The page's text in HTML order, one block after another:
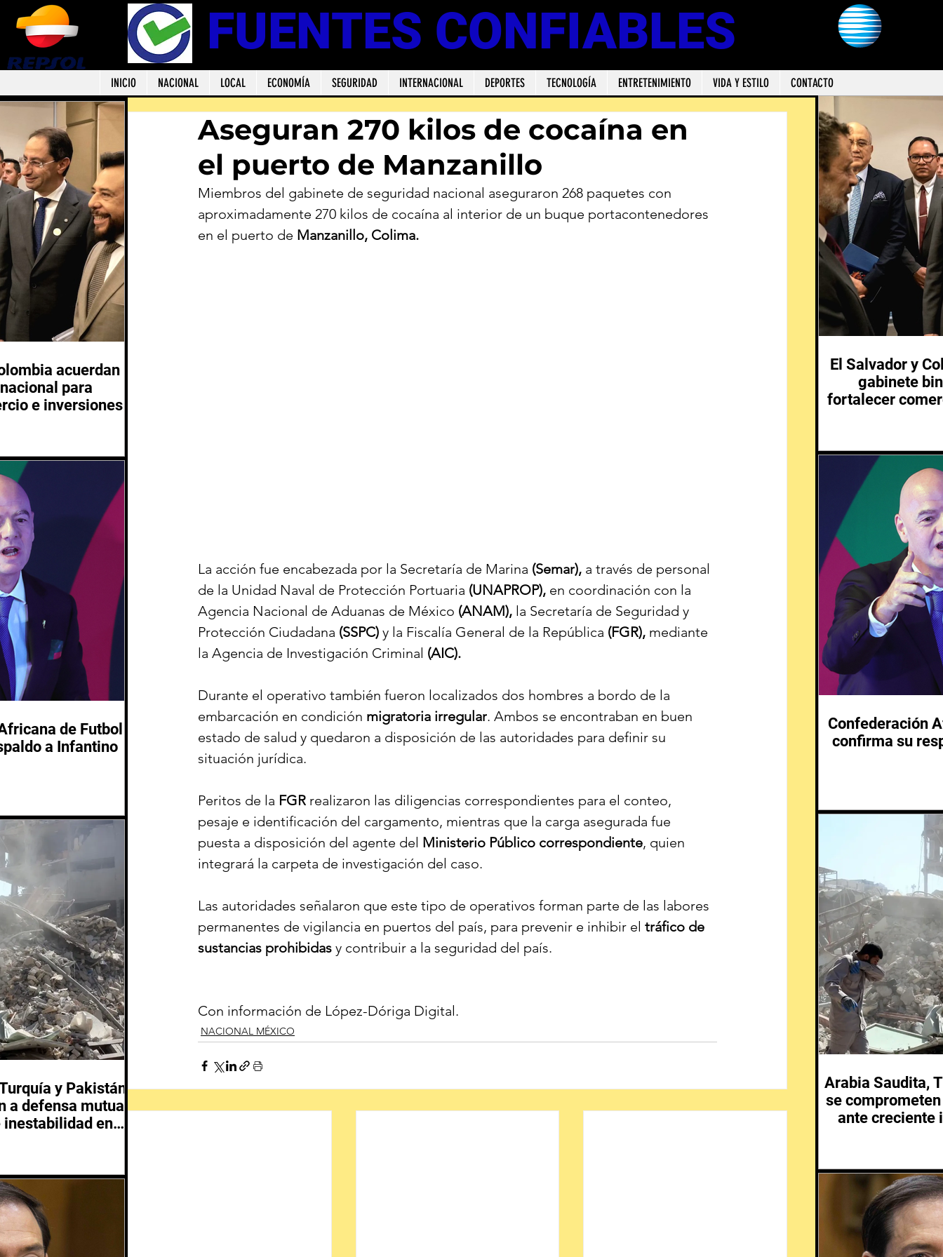
FUENTES CONFIABLES
INICIO NACIONAL LOCAL ECONOMÍA SEGURIDAD INTERNACIONAL DEPORTES TECNOLOGÍA ENTRETENIMIENTO VIDA Y ESTILO CONTACTO
Aseguran 270 kilos de cocaína en
el puerto de Manzanillo
Miembros del gabinete de seguridad nacional aseguraron 268 paquetes con
aproximadamente 270 kilos de cocaína al interior de un buque portacontenedores
en el puerto de Manzanillo, Colima.
La acción fue encabezada por la Secretaría de Marina (Semar), a través de personal
de la Unidad Naval de Protección Portuaria (UNAPROP), en coordinación con la
Agencia Nacional de Aduanas de México (ANAM), la Secretaría de Seguridad y
Protección Ciudadana (SSPC) y la Fiscalía General de la República (FGR), mediante
la Agencia de Investigación Criminal (AIC).
Durante el operativo también fueron localizados dos hombres a bordo de la
embarcación en condición migratoria irregular. Ambos se encontraban en buen
estado de salud y quedaron a disposición de las autoridades para definir su
situación jurídica.
Peritos de la FGR realizaron las diligencias correspondientes para el conteo,
pesaje e identificación del cargamento, mientras que la carga asegurada fue
puesta a disposición del agente del Ministerio Público correspondiente, quien
integrará la carpeta de investigación del caso.
Las autoridades señalaron que este tipo de operativos forman parte de las labores
permanentes de vigilancia en puertos del país, para prevenir e inhibir el tráfico de
sustancias prohibidas y contribuir a la seguridad del país.
Con información de López-Dóriga Digital.
NACIONAL MÉXICO
acuerdan
para
e inversiones
de Futbol
a Infantino
y Pakistán
a defensa mutua
en
El Salvador y
gabinete
fortalecer
Confederación
confirma su
Arabia Saudita,
se
ante creciente